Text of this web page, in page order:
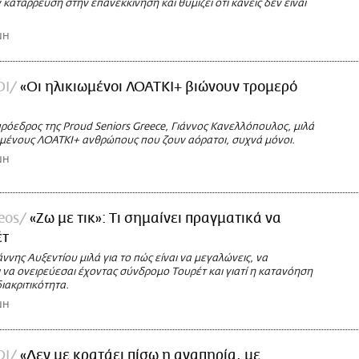
στην επανεκκίνηση και θυμίζει ότι κανείς δεν είναι
«Οι ηλικιωμένοι ΛΟΑΤΚΙ+ βιώνουν τρομερό
της Proud Seniors Greece, Γιάννος Κανελλόπουλος, μιλά
ΛΟΑΤΚΙ+ ανθρώπους που ζουν αόρατοι, συχνά μόνοι.
«Ζω με τικ»: Τι σημαίνει πραγματικά να
Αυξεντίου μιλά για το πώς είναι να μεγαλώνεις, να
να ονειρεύεσαι έχοντας σύνδρομο Τουρέτ και γιατί η κατανόηση